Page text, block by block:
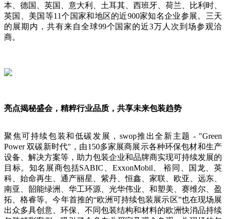
本、德国、英国、意大利、土耳其、西班牙、荷兰、比利时、
英国、美国等11个国家和地区的近900家知名企业参展。三天
的展期内，共有来自全球99个国家的近3万人次到场参观洽
商。
亮点揭秘盛会，精粹行业品质，共享未来包装趋势
聚焦可持续包装和低碳发展，swop推出全新主题 - "Green
Power 双碳新时代"，由150多家展商展示各种环保包材和生产
设备、解决方案等，助力包装企业和品牌商实现可持续发展的
目标。知名展商包括SABIC、ExxonMobil、 裕同、国龙、英
科、始命再生、通产丽星、紫丹、恒鑫、家联、欧亚、远东、
南亚、韶能绿洲、华工环源、光华伟业、和塑美、赛维尔、盈
拓、格睿等。今年首推的“欧洲可持续包装展示区”也在现场展
出众多具创意、环保、不同包装结构和材料的欧洲快消品持续